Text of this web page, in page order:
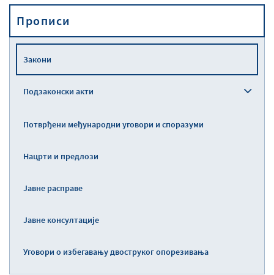
Прописи
Услуге
Прописи
Закони
Подзаконски акти
Потврђени међународни уговори и споразуми
Нацрти и предлози
Јавне расправе
Јавне консултације
Уговори о избегавању двоструког опорезивања